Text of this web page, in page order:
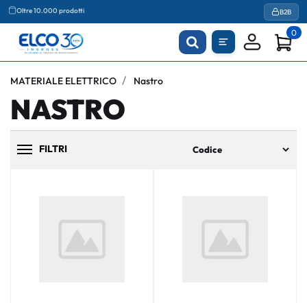
Oltre 10.000 prodotti
Agevolazioni fiscali B2B
0
MATERIALE ELETTRICO Nastro
NASTRO
FILTRI